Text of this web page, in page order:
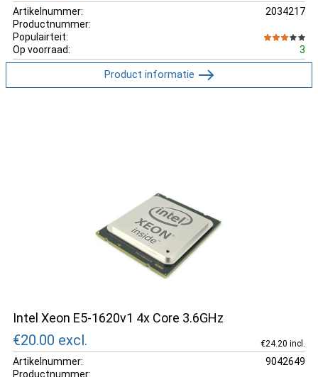
Artikelnummer:
2034217
Productnummer:
Populairteit:
Op voorraad:
3
Product informatie
Intel Xeon E5-1620v1 4x Core 3.6GHz
€20.00 excl. €24.20 incl.
Artikelnummer:
9042649
Productnummer: